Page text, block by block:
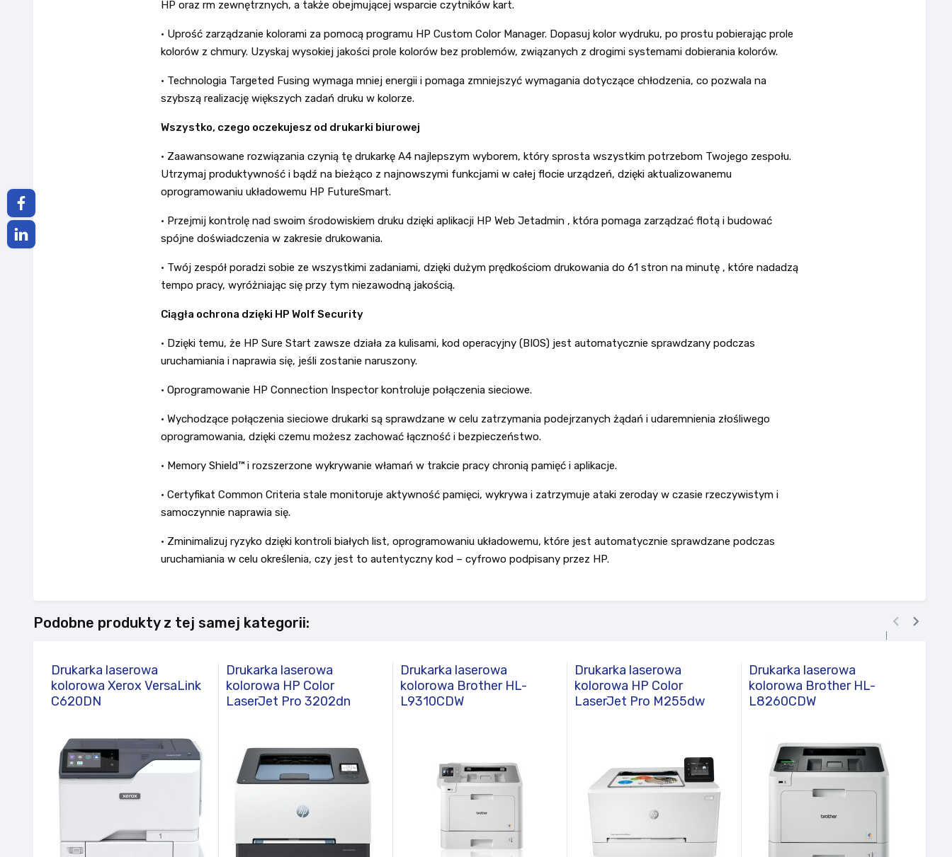
HP oraz rm zewnętrznych, a także obejmującej wsparcie czytników kart.
• Uprość zarządzanie kolorami za pomocą programu HP Custom Color Manager. Dopasuj kolor wydruku, po prostu pobierając prole
kolorów z chmury. Uzyskaj wysokiej jakości prole kolorów bez problemów, związanych z drogimi systemami dobierania kolorów.
• Technologia Targeted Fusing wymaga mniej energii i pomaga zmniejszyć wymagania dotyczące chłodzenia, co pozwala na
szybszą realizację większych zadań druku w kolorze.
Wszystko, czego oczekujesz od drukarki biurowej
• Zaawansowane rozwiązania czynią tę drukarkę A4 najlepszym wyborem, który sprosta wszystkim potrzebom Twojego zespołu.
Utrzymaj produktywność i bądź na bieżąco z najnowszymi funkcjami w całej flocie urządzeń, dzięki aktualizowanemu
oprogramowaniu układowemu HP FutureSmart.
• Przejmij kontrolę nad swoim środowiskiem druku dzięki aplikacji HP Web Jetadmin , która pomaga zarządzać flotą i budować
spójne doświadczenia w zakresie drukowania.
• Twój zespół poradzi sobie ze wszystkimi zadaniami, dzięki dużym prędkościom drukowania do 61 stron na minutę , które nadadzą
tempo pracy, wyróżniając się przy tym niezawodną jakością.
Ciągła ochrona dzięki HP Wolf Security
• Dzięki temu, że HP Sure Start zawsze działa za kulisami, kod operacyjny (BIOS) jest automatycznie sprawdzany podczas
uruchamiania i naprawia się, jeśli zostanie naruszony.
• Oprogramowanie HP Connection Inspector kontroluje połączenia sieciowe.
• Wychodzące połączenia sieciowe drukarki są sprawdzane w celu zatrzymania podejrzanych żądań i udaremnienia złośliwego
oprogramowania, dzięki czemu możesz zachować łączność i bezpieczeństwo.
• Memory Shield™ i rozszerzone wykrywanie włamań w trakcie pracy chronią pamięć i aplikacje.
• Certyfikat Common Criteria stale monitoruje aktywność pamięci, wykrywa i zatrzymuje ataki zeroday w czasie rzeczywistym i
samoczynnie naprawia się.
• Zminimalizuj ryzyko dzięki kontroli białych list, oprogramowaniu układowemu, które jest automatycznie sprawdzane podczas
uruchamiania w celu określenia, czy jest to autentyczny kod – cyfrowo podpisany przez HP.
Podobne produkty z tej samej kategorii:
Drukarka laserowa
kolorowa Xerox VersaLink
C620DN
Drukarka laserowa
kolorowa HP Color
LaserJet Pro 3202dn
Drukarka laserowa
kolorowa Brother HL-
L9310CDW
Drukarka laserowa
kolorowa HP Color
LaserJet Pro M255dw
Drukarka laserowa
kolorowa Brother HL-
L8260CDW
 